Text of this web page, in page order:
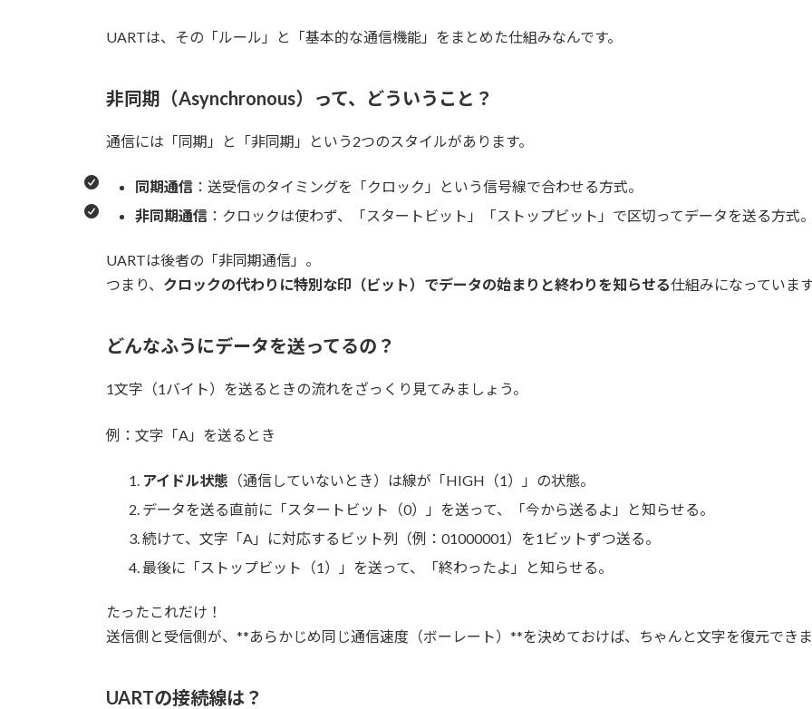
UARTは、その「ルール」と「基本的な通信機能」をまとめた仕組みなんです。
非同期（Asynchronous）って、どういうこと？
通信には「同期」と「非同期」という2つのスタイルがあります。
同期通信 ：送受信のタイミングを「クロック」という信号線で合わせる方式。
非同期通信 ：クロックは使わず、「スタートビット」「ストップビット」で区切ってデータを送る方式
UARTは後者の「非同期通信」。
つまり、 クロックの代わりに特別な印（ビット）でデータの始まりと終わりを知らせる仕組みになっていま
どんなふうにデータを送ってるの？
1文字（1バイト）を送るときの流れをざっくり見てみましょう。
例：文字「A」を送るとき
アイドル状態 （通信していないとき）は線が「HIGH（1）」の状態。
データを送る直前に「スタートビット（0）」を送って、「今から送るよ」と知らせる。
続けて、文字「A」に対応するビット列（例：01000001）を1ビットずつ送る。
最後に「ストップビット（1）」を送って、「終わったよ」と知らせる。
たったこれだけ！
送信側と受信側が、**あらかじめ同じ通信速度（ボーレート）**を決めておけば、ちゃんと文字を復元でき
UARTの接続線は？